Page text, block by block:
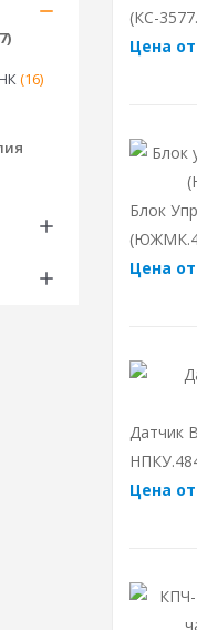
(16)
(КС-
Цена от
Блок
Цена от
Датчик
Цена от